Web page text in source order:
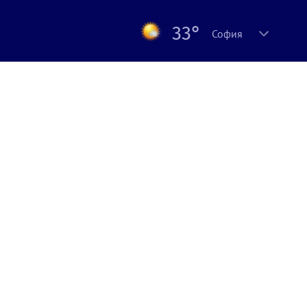
33° София